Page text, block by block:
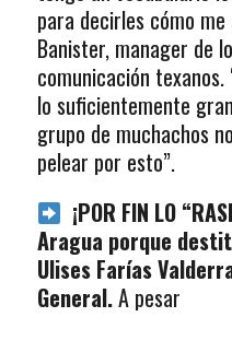
para decirles cómo
Banister, manager de
comunicación
lo suficientemente
grupo de muchachos
pelear por esto”.
¡POR FIN LO
Aragua porque
Ulises Farías
General.A pesar